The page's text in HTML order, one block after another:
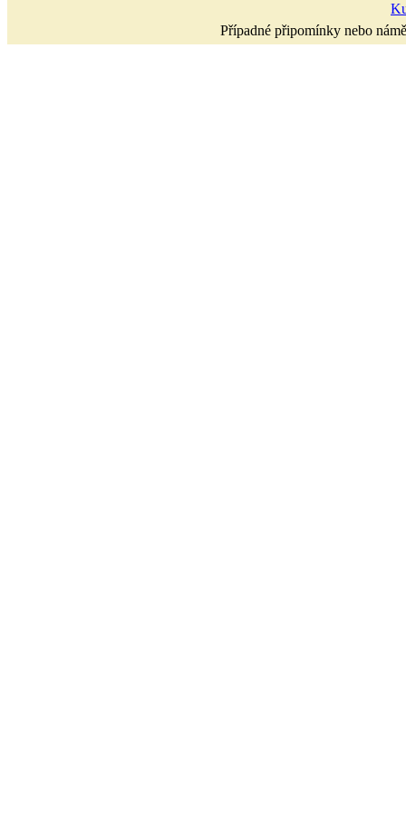
Případné připomínky nebo